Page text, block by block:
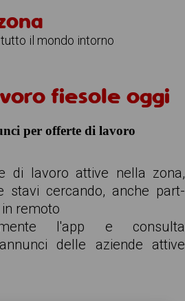
tutto il mondo intorno
fiesole oggi
per offerte di lavoro
di lavoro attive nella zona,
stavi cercando, anche part-
remoto
l'app e consulta
delle aziende attive